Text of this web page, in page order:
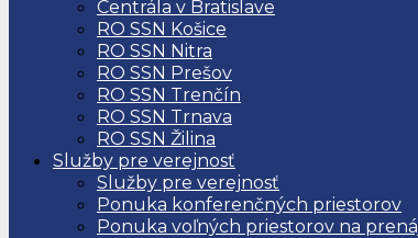
Centrála v Bratislave
RO SSN Košice
RO SSN Nitra
RO SSN Prešov
RO SSN Trenčín
RO SSN Trnava
RO SSN Žilina
Služby pre verejnosť
Služby pre verejnosť
Ponuka konferenčných priestorov
Ponuka voľných priestorov na